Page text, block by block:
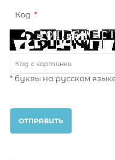
Код
* буквы на русском